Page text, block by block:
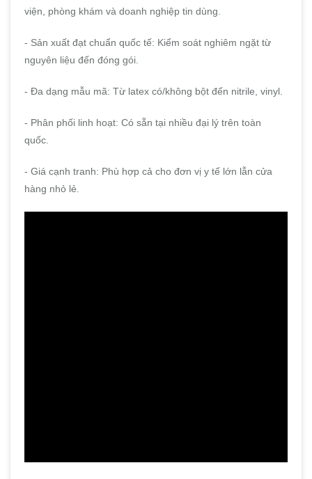
viện, phòng khám và doanh nghiệp tin dùng.
- Sản xuất đạt chuẩn quốc tế: Kiểm soát nghiêm ngặt từ
nguyên liệu đến đóng gói.
- Đa dạng mẫu mã: Từ latex có/không bột đến nitrile, vinyl.
- Phân phối linh hoạt: Có sẵn tại nhiều đại lý trên toàn
quốc.
- Giá cạnh tranh: Phù hợp cả cho đơn vị y tế lớn lẫn cửa
hàng nhỏ lẻ.